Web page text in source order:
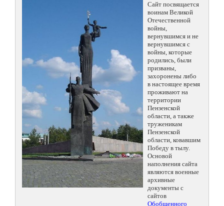
Сайт посвящается
воинам Великой
Отечественной
войны,
вернувшимся и не
вернувшимся с
войны, которые
родились, были
призваны,
захоронены либо
в настоящее время
проживают на
территории
Пензенской
области, а также
труженикам
Пензенской
области, ковавшим
Победу в тылу.
Основой
наполнения сайта
являются военные
архивные
документы с
сайтов
Обобщенного